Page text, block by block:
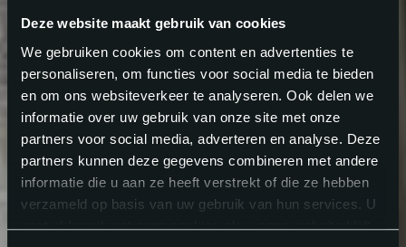
Deze website maakt gebruik van cookies
We gebruiken cookies om content en advertenties te
personaliseren, om functies voor social media te bieden
en om ons websiteverkeer te analyseren. Ook delen we
informatie over uw gebruik van onze site met onze
partners voor social media, adverteren en analyse. Deze
partners kunnen deze gegevens combineren met andere
informatie die u aan ze heeft verstrekt of die ze hebben
verzameld op basis van uw gebruik van hun services. U
gaat akkoord met onze cookies als u onze website blijft